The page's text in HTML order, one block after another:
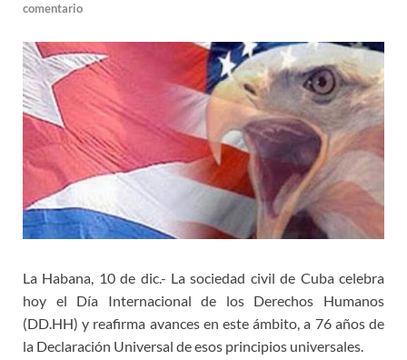
comentario
La Habana, 10 de dic.- La sociedad civil de Cuba celebra
hoy el Día Internacional de los Derechos Humanos
(DD.HH) y reafirma avances en este ámbito, a 76 años de
la Declaración Universal de esos principios universales.